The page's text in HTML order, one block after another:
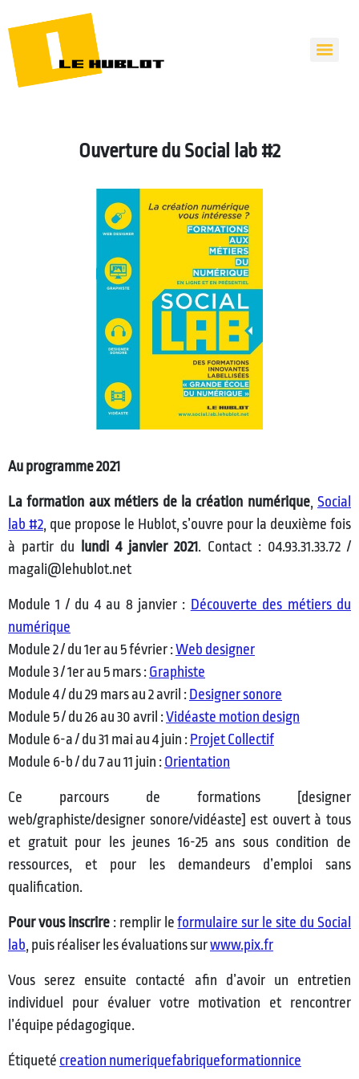
Ouverture du Social lab #2
Au programme 2021
La formation aux métiers de la création numérique, Social
lab #2, que propose le Hublot, s’ouvre pour la deuxième fois
à partir du lundi 4 janvier 2021. Contact : 04.93.31.33.72 /
magali@lehublot.net
Module 1 / du 4 au 8 janvier : Découverte des métiers du
numérique
Module 2 / du 1er au 5 février :Web designer
Module 3 / 1er au 5 mars : Graphiste
Module 4 / du 29 mars au 2 avril : Designer sonore
Module 5 / du 26 au 30 avril :Vidéaste motion design
Module 6-a / du 31 mai au 4 juin : Projet Collectif
Module 6-b / du 7 au 11 juin : Orientation
Ce parcours de formations [designer
web/graphiste/designer sonore/vidéaste] est ouvert à tous
et gratuit pour les jeunes 16-25 ans sous condition de
ressources, et pour les demandeurs d’emploi sans
qualification.
Pour vous inscrire: remplir leformulaire sur le site du Social
lab , puis réaliser les évaluations surwww.pix.fr
Vous serez ensuite contacté afin d’avoir un entretien
individuel pour évaluer votre motivation et rencontrer
l’équipe pédagogique.
Étiqueté creation numeriquefabriqueformationnice